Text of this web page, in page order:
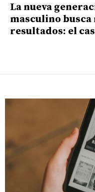
La nueva
masculino busca
resultados: el